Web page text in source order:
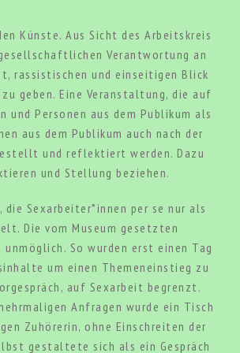
Künste. Aus Sicht des Arbeitskreis
Verantwortung an
rassistischen und einseitigen Blick
geben. Eine Veranstaltung, die auf
Personen aus dem Publikum als
aus dem Publikum auch nach der
und reflektiert werden. Dazu
und Stellung beziehen.
Sexarbeiter*innen per se nur als
Die vom Museum gesetzten
So wurden erst einen Tag
um einen Themeneinstieg zu
auf Sexarbeit begrenzt.
Anfragen wurde ein Tisch
Zuhörerin, ohne Einschreiten der
gestaltete sich als ein Gespräch